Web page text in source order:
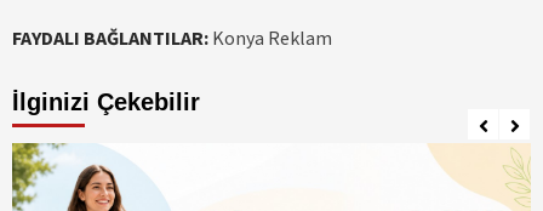
FAYDALI BAĞLANTILAR: Konya Reklam
İlginizi Çekebilir